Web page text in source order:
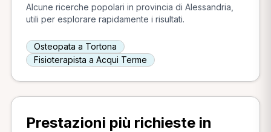
Alcune ricerche popolari in provincia di Alessandria,
utili per esplorare rapidamente i risultati.
Osteopata a Tortona
Fisioterapista a Acqui Terme
Prestazioni più richieste in